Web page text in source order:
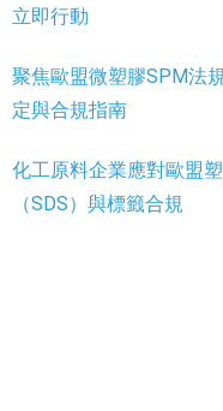
立即行動
聚焦歐盟微塑膠SPM法
定與合規指南
化工原料企業應對歐盟
（SDS）與標籤合規